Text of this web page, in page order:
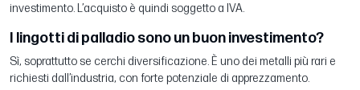
investimento. L’acquisto è quindi soggetto a IVA.
I lingotti di palladio sono un buon investimento?
Sì, soprattutto se cerchi diversificazione. È uno dei metalli più rari e
richiesti dall’industria, con forte potenziale di apprezzamento.